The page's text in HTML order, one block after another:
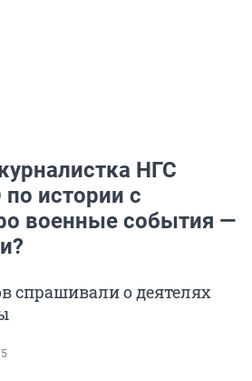
НГС
истории с
военные события —
спрашивали о деятелях